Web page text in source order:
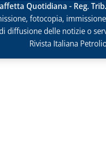
Quotidiana - Reg.
fotocopia,
diffusione delle notizie o
Rivista Italiana